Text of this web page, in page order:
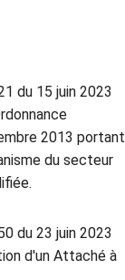
du 15 juin 2023
2013 portant
du secteur
du 23 juin 2023
d'un Attaché à